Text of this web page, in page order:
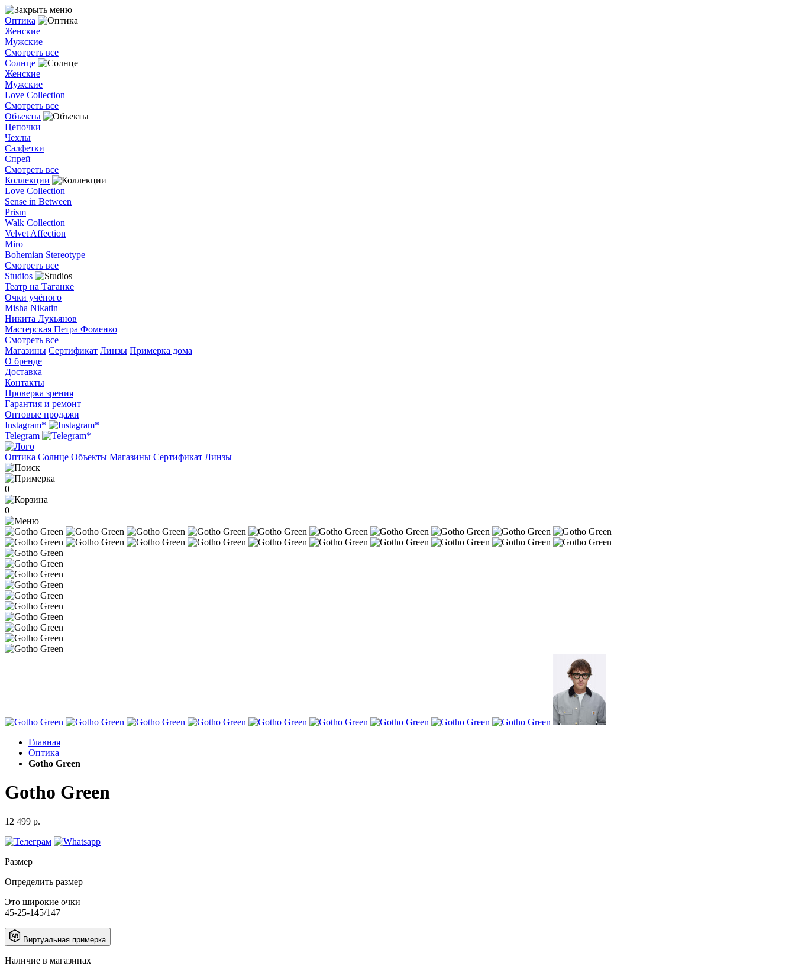
Оптика
Женские
Мужские
Смотреть все
Солнце
Женские
Мужские
Love Collection
Смотреть все
Объекты
Цепочки
Чехлы
Салфетки
Спрей
Смотреть все
Коллекции
Love Collection
Sense in Between
Prism
Walk Collection
Velvet Affection
Miro
Bohemian Stereotype
Смотреть все
Studios
Театр на Таганке
Очки учёного
Misha Nikatin
Никита Лукьянов
Мастерская Петра Фоменко
Смотреть все
Магазины Сертификат Линзы Примерка дома
О бренде
Доставка
Контакты
Проверка зрения
Гарантия и ремонт
Оптовые продажи
Instagram*
Telegram
Оптика Солнце Объекты Магазины Сертификат Линзы
0
0
Главная
Оптика
Gotho Green
Gotho Green
12 499 р.
Размер
Определить размер
Это широкие очки
45-25-145/147
Виртуальная примерка
Наличие в магазинах